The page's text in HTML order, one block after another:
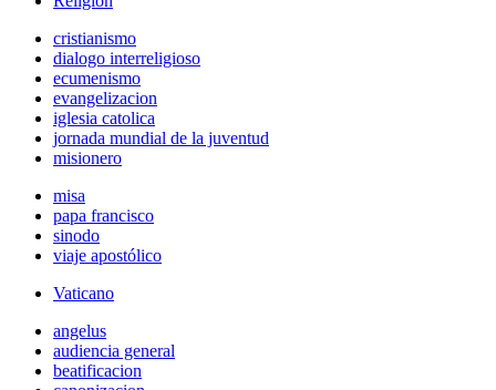
cristianismo
dialogo interreligioso
ecumenismo
evangelizacion
iglesia catolica
jornada mundial de la juventud
misionero
misa
papa francisco
sinodo
viaje apostólico
Vaticano
angelus
audiencia general
beatificacion